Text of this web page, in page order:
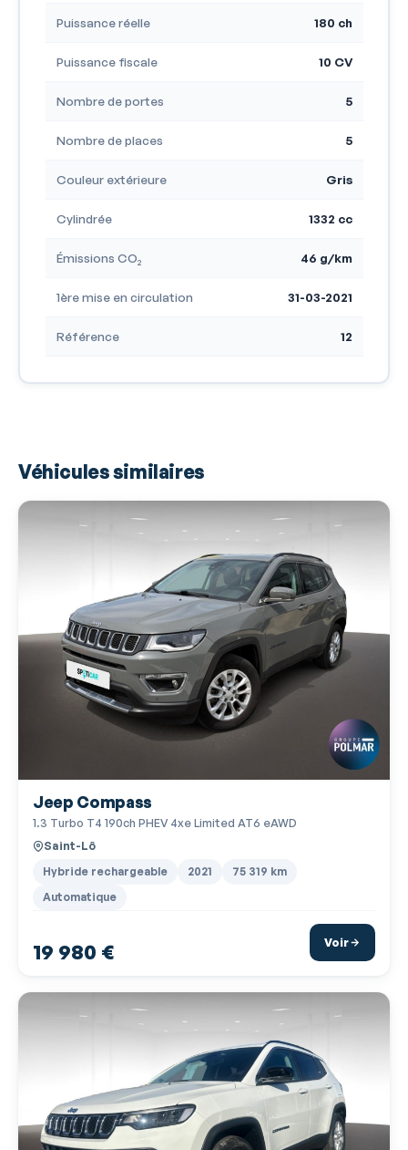
Puissance réelle 180 ch
Puissance fiscale 10 CV
Nombre de portes 5
Nombre de places 5
Couleur extérieure Gris
Cylindrée 1332 cc
Émissions CO₂ 46 g/km
1ère mise en circulation 31-03-2021
Référence 12
Véhicules similaires
Jeep Compass
1.3 Turbo T4 190ch PHEV 4xe Limited AT6 eAWD
Saint-Lô
Hybride rechargeable 2021
75 319 km
Automatique
19 980 € Voir